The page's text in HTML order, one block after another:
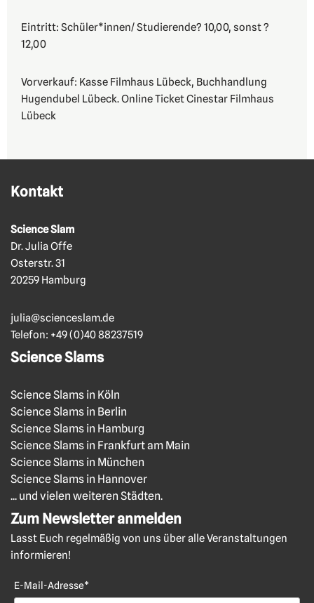
Eintritt: Schüler*innen/ Studierende? 10,00, sonst ?
12,00
Vorverkauf: Kasse Filmhaus Lübeck, Buchhandlung
Hugendubel Lübeck. Online Ticket Cinestar Filmhaus
Lübeck
Kontakt
Science Slam
Dr. Julia Offe
Osterstr. 31
20259 Hamburg
julia@scienceslam.de
Telefon: +49 (0)40 88237519
Science Slams
Science Slams in Köln
Science Slams in Berlin
Science Slams in Hamburg
Science Slams in Frankfurt am Main
Science Slams in München
Science Slams in Hannover
... und vielen weiteren Städten.
Zum Newsletter anmelden
Lasst Euch regelmäßig von uns über alle Veranstaltungen
informieren!
E-Mail-Adresse*